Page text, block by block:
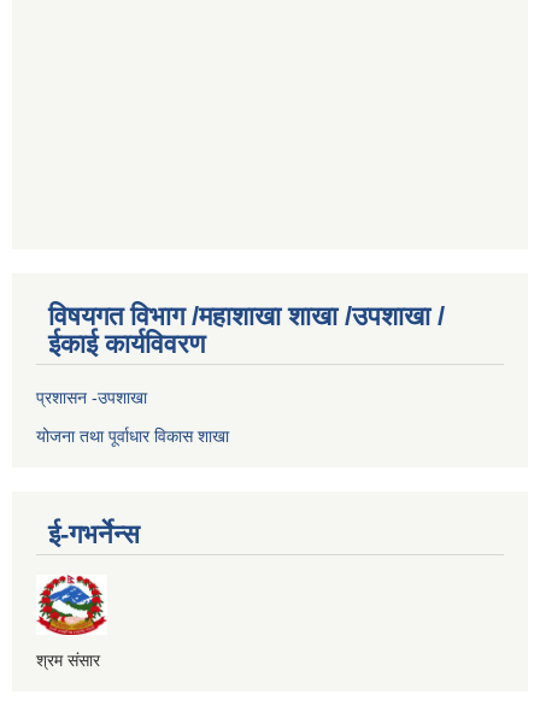
विषयगत विभाग /महाशाखा शाखा /उपशाखा /
ईकाई कार्यविवरण
प्रशासन -उपशाखा
योजना तथा पूर्वाधार विकास शाखा
ई-गभर्नेन्स
श्रम संसार